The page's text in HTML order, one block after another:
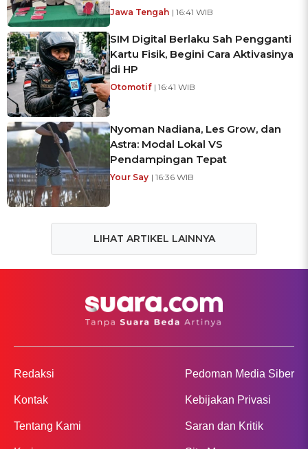
Jawa Tengah | 16:41 WIB
SIM Digital Berlaku Sah Pengganti
Kartu Fisik, Begini Cara Aktivasinya
di HP
Otomotif | 16:41 WIB
Nyoman Nadiana, Les Grow, dan
Astra: Modal Lokal VS
Pendampingan Tepat
Your Say | 16:36 WIB
LIHAT ARTIKEL LAINNYA
Redaksi
Kontak
Tentang Kami
Pedoman Media Siber
Kebijakan Privasi
Saran dan Kritik